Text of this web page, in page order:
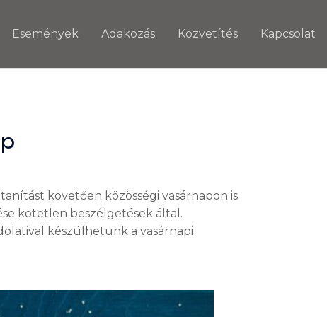
Események Adakozás Közvetítés Kapcsolat
követően közösségi vasárnapon is
kötetlen beszélgetések által.
készülhetünk a vasárnapi